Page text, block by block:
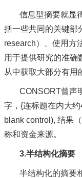
信息型摘要就显
括一些共同的关键部
research）、使用方
用于提供研究的准确
从中获取大部分有用
CONSORT曾声
字，{连标题在内大
blank control), 结果
称和资金来源。
3.半结构化摘要
半结构化的摘要